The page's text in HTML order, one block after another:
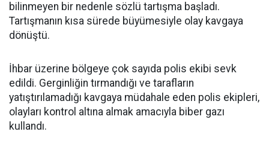
bilinmeyen bir nedenle sözlü tartışma başladı.
Tartışmanın kısa sürede büyümesiyle olay kavgaya
dönüştü.
İhbar üzerine bölgeye çok sayıda polis ekibi sevk
edildi. Gerginliğin tırmandığı ve tarafların
yatıştırılamadığı kavgaya müdahale eden polis ekipleri,
olayları kontrol altına almak amacıyla biber gazı
kullandı.